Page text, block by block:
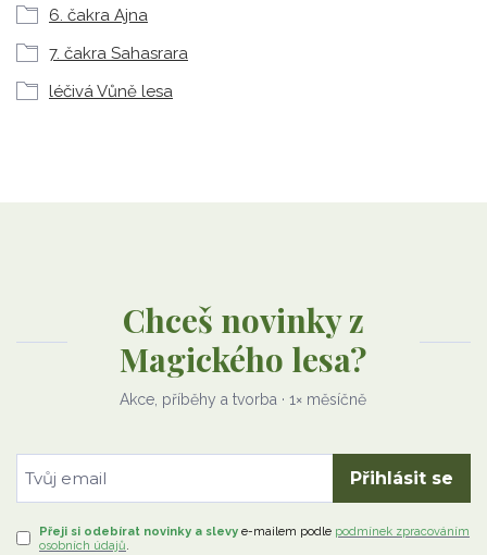
6. čakra Ajna
7. čakra Sahasrara
léčivá Vůně lesa
Chceš novinky z
Magického lesa?
Akce, příběhy a tvorba · 1× měsíčně
Přihlásit se
Přeji si odebírat novinky a slevy e-mailem podle podmínek zpracováním
osobních údajů.